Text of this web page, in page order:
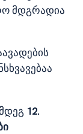
მდგრადია
12.